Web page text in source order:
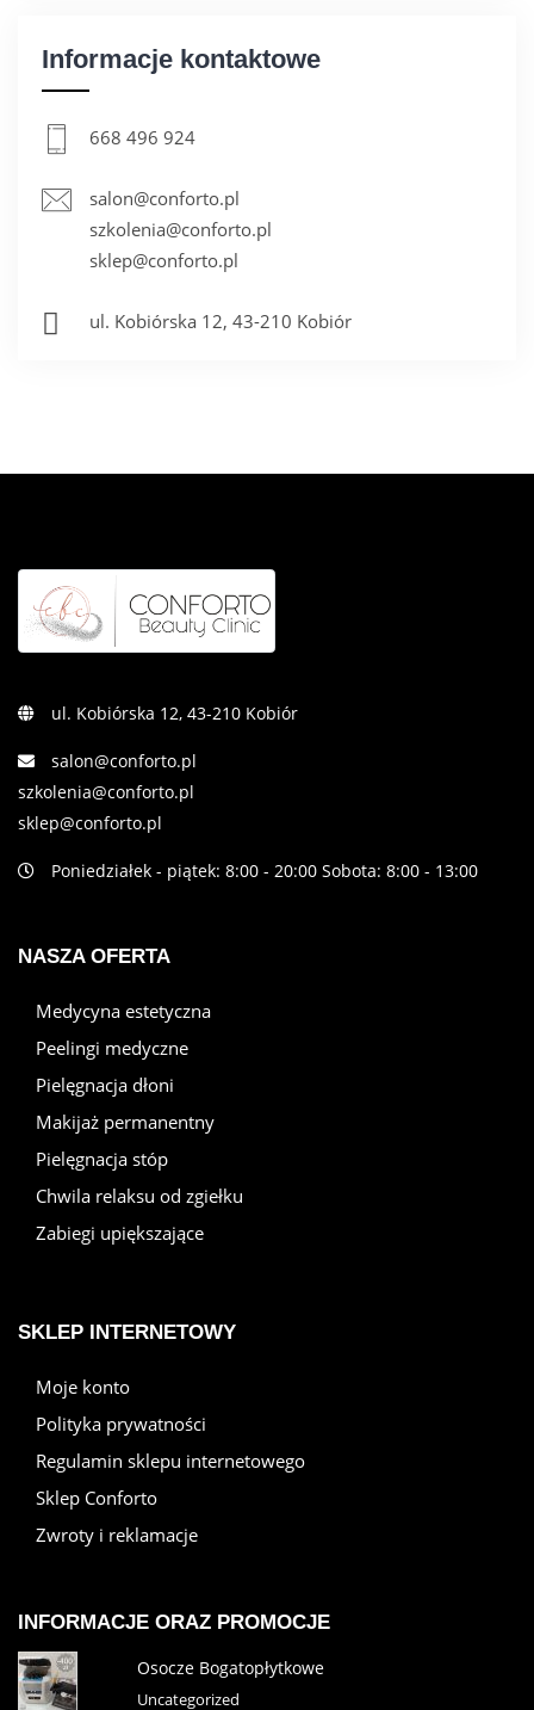
Informacje kontaktowe
668 496 924
salon@conforto.pl
szkolenia@conforto.pl
sklep@conforto.pl
ul. Kobiórska 12, 43-210 Kobiór
ul. Kobiórska 12, 43-210 Kobiór
salon@conforto.pl
szkolenia@conforto.pl
sklep@conforto.pl
Poniedziałek - piątek: 8:00 - 20:00 Sobota: 8:00 - 13:00
NASZA OFERTA
Medycyna estetyczna
Peelingi medyczne
Pielęgnacja dłoni
Makijaż permanentny
Pielęgnacja stóp
Chwila relaksu od zgiełku
Zabiegi upiększające
SKLEP INTERNETOWY
Moje konto
Polityka prywatności
Regulamin sklepu internetowego
Sklep Conforto
Zwroty i reklamacje
INFORMACJE ORAZ PROMOCJE
Osocze Bogatopłytkowe
Uncategorized